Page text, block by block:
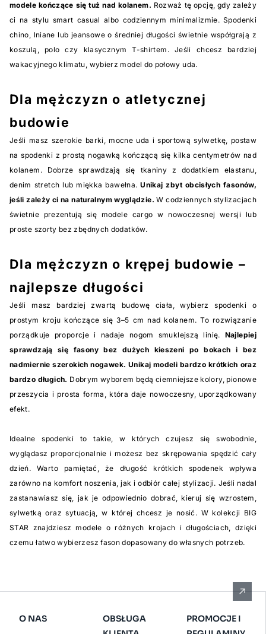
modele kończące się tuż nad kolanem. Rozważ tę opcję, gdy zależy
ci na stylu smart casual albo codziennym minimalizmie. Spodenki
chino, lniane lub jeansowe o średniej długości świetnie współgrają z
koszulą, polo czy klasycznym T-shirtem. Jeśli chcesz bardziej
wakacyjnego klimatu, wybierz model do połowy uda.
Dla mężczyzn o atletycznej
budowie
Jeśli masz szerokie barki, mocne uda i sportową sylwetkę, postaw
na spodenki z prostą nogawką kończącą się kilka centymetrów nad
kolanem. Dobrze sprawdzają się tkaniny z dodatkiem elastanu,
denim stretch lub miękka bawełna.Unikaj zbyt obcisłych fasonów,
jeśli zależy ci na naturalnym wyglądzie. W codziennych stylizacjach
świetnie prezentują się modele cargo w nowoczesnej wersji lub
proste szorty bez zbędnych dodatków.
Dla mężczyzn o krępej budowie –
najlepsze długości
Jeśli masz bardziej zwartą budowę ciała, wybierz spodenki o
prostym kroju kończące się 3–5 cm nad kolanem. To rozwiązanie
porządkuje proporcje i nadaje nogom smuklejszą linię. Najlepiej
sprawdzają się fasony bez dużych kieszeni po bokach i bez
nadmiernie szerokich nogawek. Unikaj modeli bardzo krótkich oraz
bardzo długich. Dobrym wyborem będą ciemniejsze kolory, pionowe
przeszycia i prosta forma, która daje nowoczesny, uporządkowany
efekt.
Idealne spodenki to takie, w których czujesz się swobodnie,
wyglądasz proporcjonalnie i możesz bez skrępowania spędzić cały
dzień. Warto pamiętać, że długość krótkich spodenek wpływa
zarówno na komfort noszenia, jak i odbiór całej stylizacji. Jeśli nadal
zastanawiasz się, jak je odpowiednio dobrać, kieruj się wzrostem,
sylwetką oraz sytuacją, w której chcesz je nosić. W kolekcji BIG
STAR znajdziesz modele o różnych krojach i długościach, dzięki
czemu łatwo wybierzesz fason dopasowany do własnych potrzeb.
O NAS
OBSŁUGA
PROMOCJE I